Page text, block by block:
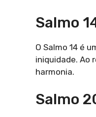
Salmo
O Salmo 14 é
iniquidade. Ao
harmonia.
Salmo